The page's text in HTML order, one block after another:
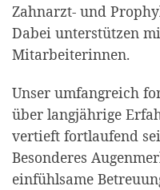
Zahnarzt- und
Dabei unterstützen
Mitarbeiterinnen.
Unser umfangreich
über langjährige
vertieft fortlaufend
Besonderes
einfühlsame